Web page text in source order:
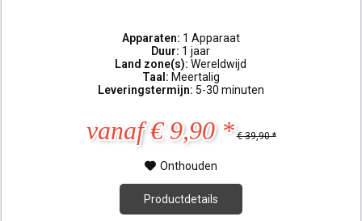
Apparaten: 1 Apparaat
Duur: 1 jaar
Land zone(s):Wereldwijd
Taal: Meertalig
Leveringstermijn: 5-30 minuten
vanaf € 9,90 * € 39,90 *
Onthouden
Productdetails